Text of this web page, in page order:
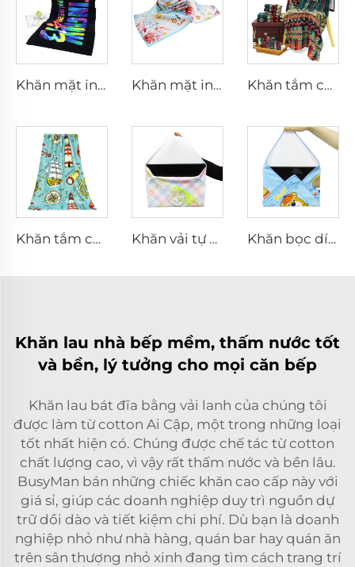
Khăn mặt in kỹ thuật số tùy chỉnh có logo Khăn mặt in cotton mềm Khăn tắm cotton cao cấp in hoa văn
Khăn tắm cotton in hoa văn theo yêu cầu Khăn vải tự dính Khăn bọc dính tự dính Magic Stick-it
Khăn lau nhà bếp mềm, thấm nước tốt
và bền, lý tưởng cho mọi căn bếp
Khăn lau bát đĩa bằng vải lanh của chúng tôi
được làm từ cotton Ai Cập, một trong những loại
tốt nhất hiện có. Chúng được chế tác từ cotton
chất lượng cao, vì vậy rất thấm nước và bền lâu.
BusyMan bán những chiếc khăn cao cấp này với
giá sỉ, giúp các doanh nghiệp duy trì nguồn dự
trữ dồi dào và tiết kiệm chi phí. Dù bạn là doanh
nghiệp nhỏ như nhà hàng, quán bar hay quán ăn
trên sân thượng nhỏ xinh đang tìm cách trang trí